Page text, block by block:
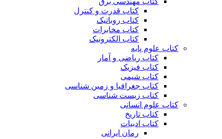
کتاب قدرت و کنترل
کتاب روباتیک
کتاب مخابرات
کتاب الکترونیک
کتاب علوم پایه
کتاب ریاضی و آمار
کتاب فیزیک
کتاب شیمی
کتاب جغرافیا و زمین شناسی
کتاب زیست شناسی
کتاب علوم انسانی
کتاب تاریخ
کتاب ادبیات
رمان ایرانی